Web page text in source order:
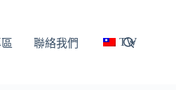
聯絡我們 TW